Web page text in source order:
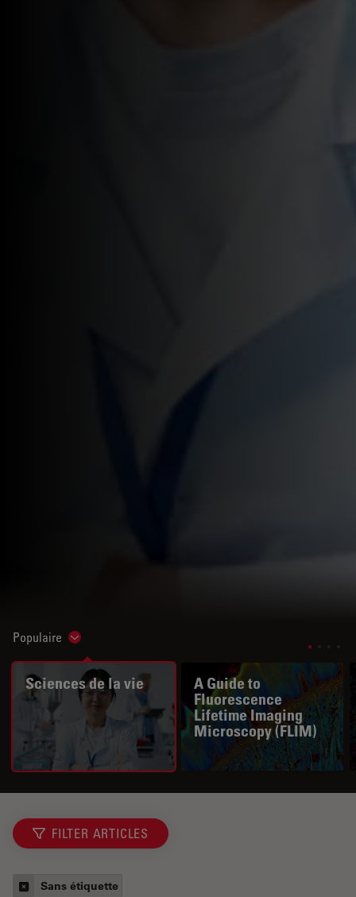
Populaire Show subnavigation
Sciences de la vie
A Guide to
Fluorescence
Lifetime Imaging
Microscopy (FLIM)
FILTER ARTICLES
Sans étiquette